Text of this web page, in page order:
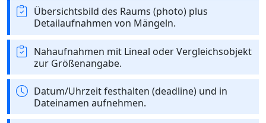
Übersichtsbild des Raums (photo) plus
Detailaufnahmen von Mängeln.
Nahaufnahmen mit Lineal oder Vergleichsobjekt
zur Größenangabe.
Datum/Uhrzeit festhalten (deadline) und in
Dateinamen aufnehmen.